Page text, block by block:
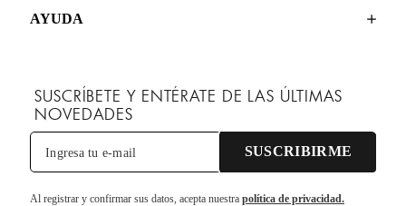
AYUDA
SUSCRÍBETE Y ENTÉRATE DE LAS ÚLTIMAS
NOVEDADES
SUSCRIBIRME
Al registrar y confirmar sus datos, acepta nuestra política de privacidad.